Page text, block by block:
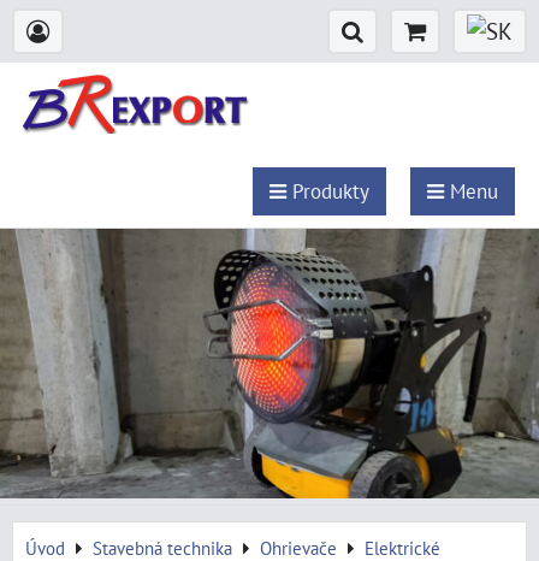
Produkty Menu
Úvod Stavebná technika Ohrievače Elektrické